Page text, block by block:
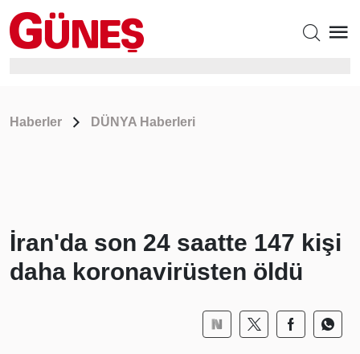
Haberler DÜNYA Haberleri
İran'da son 24 saatte 147 kişi
daha koronavirüsten öldü